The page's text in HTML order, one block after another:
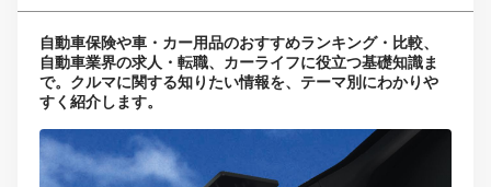
自動車保険や車・カー用品のおすすめランキング・比較、
自動車業界の求人・転職、カーライフに役立つ基礎知識ま
で。クルマに関する知りたい情報を、テーマ別にわかりや
すく紹介します。